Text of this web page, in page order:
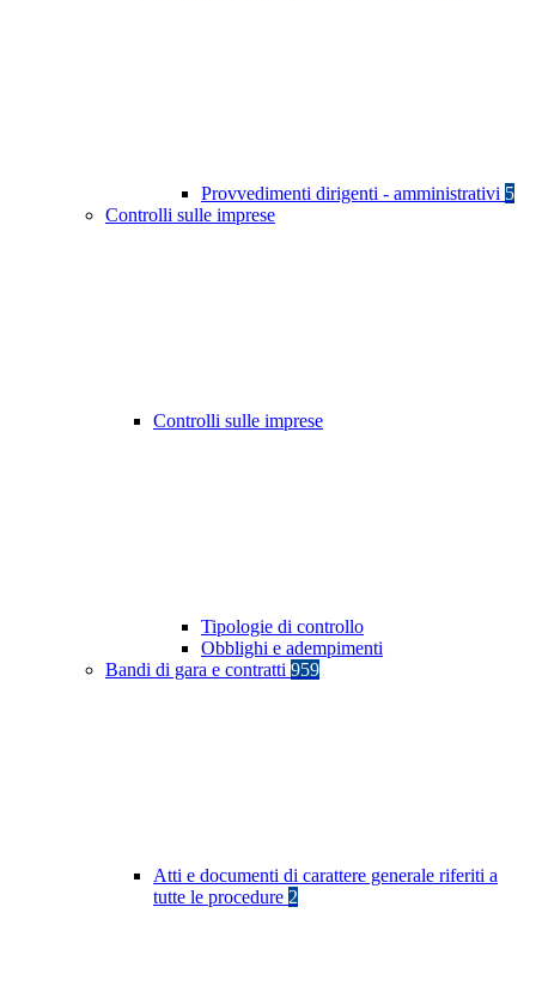
Provvedimenti dirigenti - amministrativi 5
Controlli sulle imprese
Controlli sulle imprese
Tipologie di controllo
Obblighi e adempimenti
Bandi di gara e contratti 959
Atti e documenti di carattere generale riferiti a
tutte le procedure 2